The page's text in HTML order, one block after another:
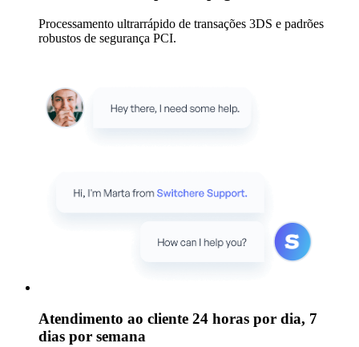
Processamento ultrarrápido de transações 3DS e padrões
robustos de segurança PCI.
Atendimento ao cliente 24 horas por dia, 7
dias por semana